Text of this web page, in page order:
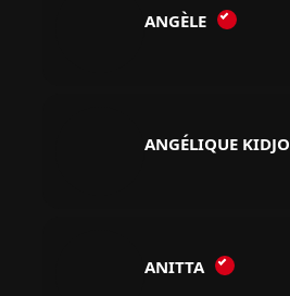
ANGÈLE
ANGÉLIQUE KIDJO
ANITTA